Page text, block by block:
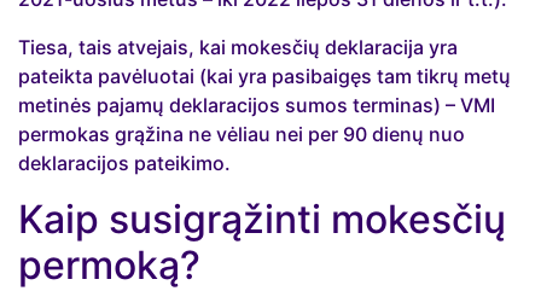
Tiesa, tais atvejais, kai mokesčių deklaracija yra
pateikta pavėluotai (kai yra pasibaigęs tam tikrų metų
metinės pajamų deklaracijos sumos terminas) – VMI
permokas grąžina ne vėliau nei per 90 dienų nuo
deklaracijos pateikimo.
Kaip susigrąžinti mokesčių
permoką?